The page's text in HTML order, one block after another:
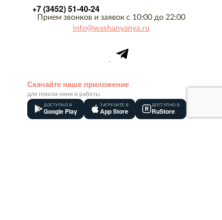
+7 (3452) 51-40-24
Прием звонков и заявок с 10:00 до 22:00
info@washanyanya.ru
Скачайте наше приложение
для поиска няни и работы
ДОСТУПНО В
Google Play
ЗАГРУЗИТЕ В
App Store
ДОСТУПНО В
RuStore